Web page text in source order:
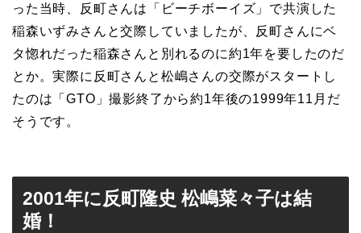
った当時、反町さんは「ビーチボーイズ」で共演した
稲森いずみさんと交際していましたが、反町さんにベ
タ惚れだった稲森さんと別れるのに約1年を要したのだ
とか。実際に反町さんと松嶋さんの交際がスタートし
たのは「GTO」撮影終了から約1年後の1999年11月だ
そうです。
2001年に反町隆史 松嶋菜々子は結
婚！